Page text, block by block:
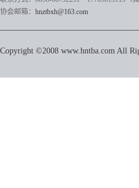
协会邮箱： hnztbxh@163.com
Copyright ©2008 www.hntba.com All